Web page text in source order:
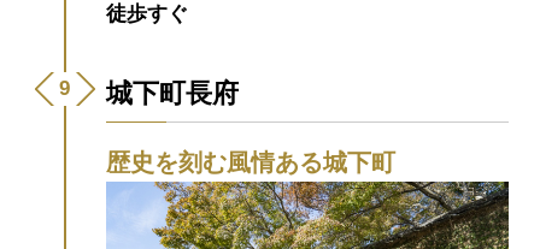
徒歩すぐ
城下町長府
歴史を刻む風情ある城下町